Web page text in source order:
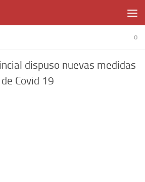
0
dispuso nuevas medidas
Covid 19